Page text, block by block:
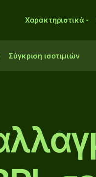
Χαρακτηριστικά
Σύγκριση ισοτιμιών